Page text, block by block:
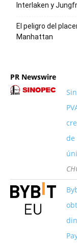
Interlaken y
El peligro del
Manhattan
PR Newswire
de